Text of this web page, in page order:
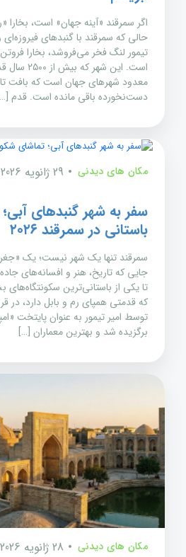
اگر سمرقند «آینه جهان» است،
حالی که سمرقند با گنبدهای
تیمور لنگ فخر می‌فروشد، بخارا
است. این
معدود شهرهای جهان است که بافت
دست‌نخورده باقی مانده است. قدم
مکان های دیدنی 29 ژانویه 2026
سفر به شهر گنبدهای
باستانی در سمرقند ۲۰۲۶
سمرقند تنها یک شهر نیست؛ یک
جایی که تاریخ، هنر و افسانه‌های
تا یکی از باستانی‌ترین سکونتگاه‌های
که قدمتی همپای رم و بابل دارد، در
توسط امیر تیمور به عنوان پایتخت
برگزیده شد و بهترین معماران […]
مکان های دیدنی 28 ژانویه 2026